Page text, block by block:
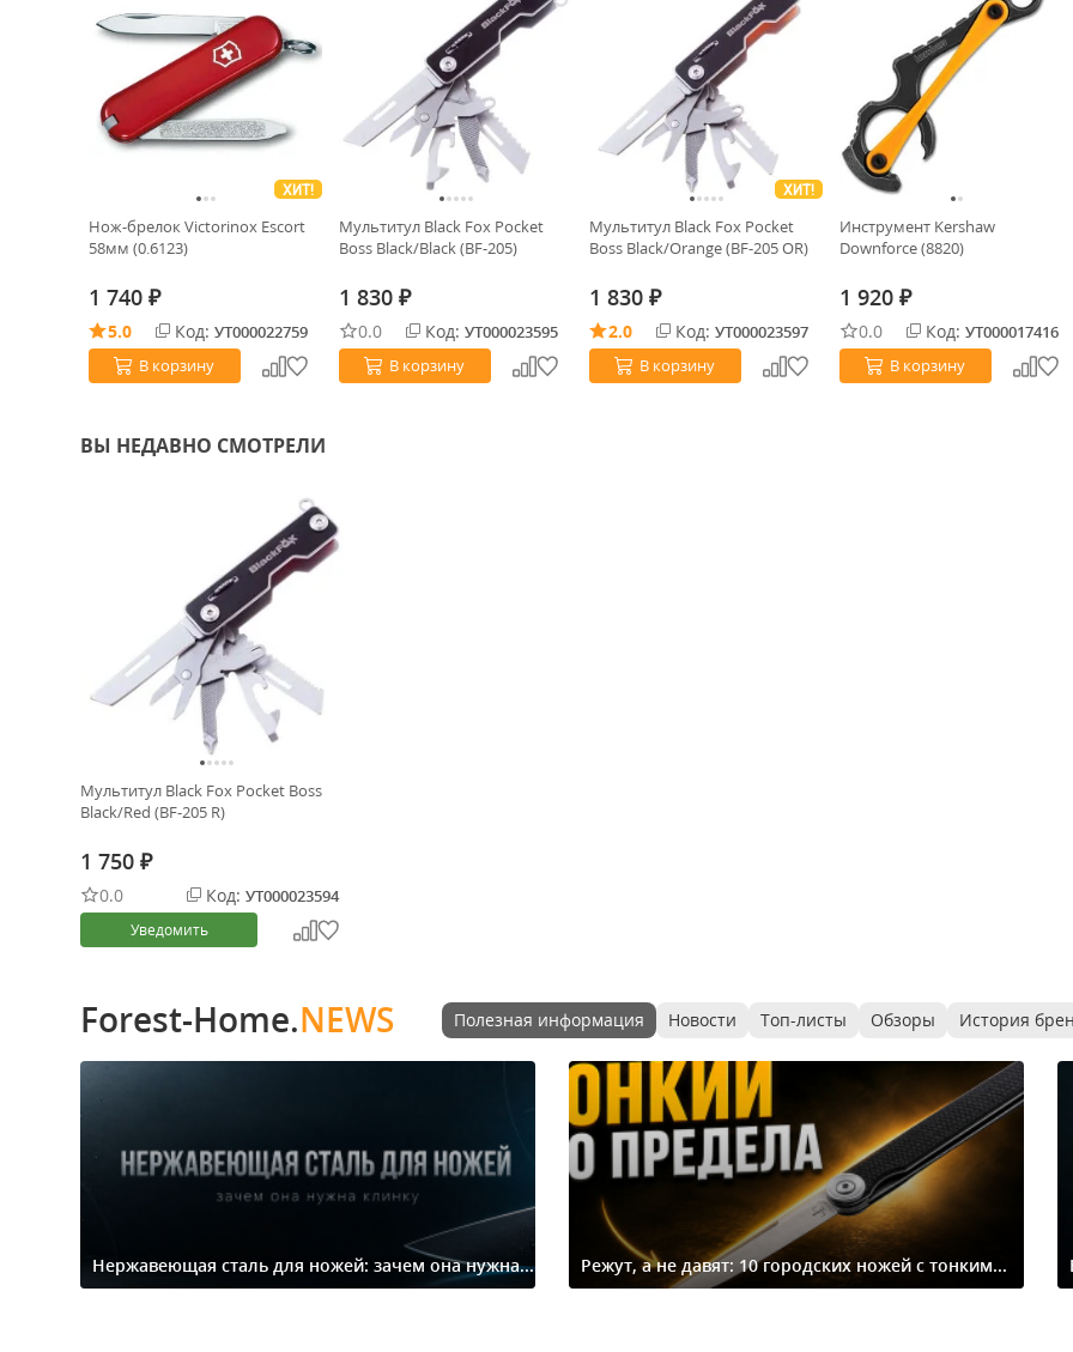
ХИТ!
Нож-брелок Victorinox Escort
58мм (0.6123)
1 740 ₽
5.0 Код: УТ000022759
В корзину
Мультитул Black Fox Pocket
Boss Black/Black (BF-205)
1 830 ₽
0.0 Код: УТ000023595
В корзину
ХИТ!
Мультитул Black Fox Pocket
Boss Black/Orange (BF-205 OR)
1 830 ₽
2.0 Код: УТ000023597
В корзину
Инструмент Kershaw
Downforce (8820)
1 920 ₽
0.0 Код: УТ000017416
В корзину
ВЫ НЕДАВНО СМОТРЕЛИ
Мультитул Black Fox Pocket Boss
Black/Red (BF-205 R)
1 750 ₽
0.0 Код: УТ000023594
Уведомить
Forest-Home.NEWS Полезная информация Новости Топ-листы Обзоры История
Нержавеющая сталь для ножей: зачем она нужна... Режут, а не давят: 10 городских ножей с тонким...